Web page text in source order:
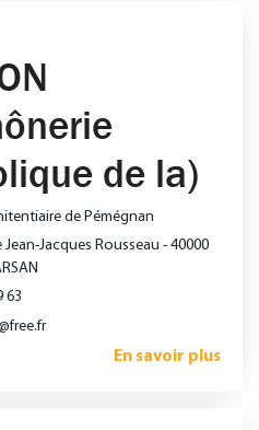
de la)
de Pémégnan
Jean-Jacques Rousseau - 40000
63
En savoir plus